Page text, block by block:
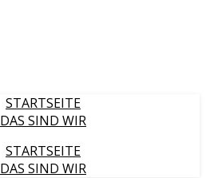
STARTSEITE
DAS SIND WIR
STARTSEITE
DAS SIND WIR